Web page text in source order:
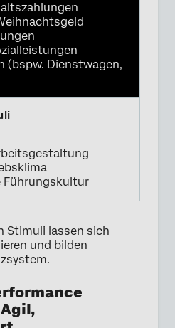
(bspw. Dienstwagen,
Führungskultur
Stimuli lassen sich
und bilden